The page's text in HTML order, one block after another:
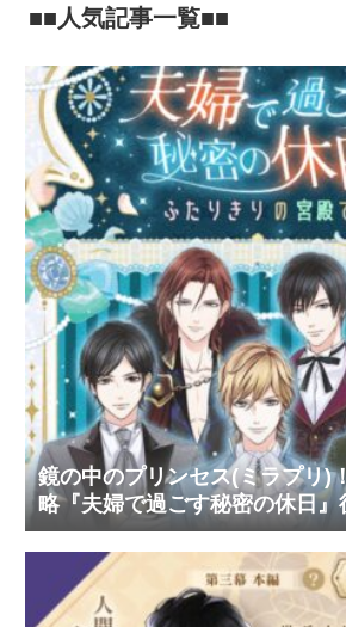
■■人気記事一覧■■
鏡の中のプリンセス(ミラプリ)
略『夫婦で過ごす秘密の休日』
ス・ヴィンセント)